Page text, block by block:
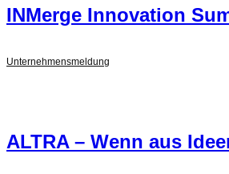
INMerge Innovation
Unternehmensmeldung
ALTRA – Wenn aus